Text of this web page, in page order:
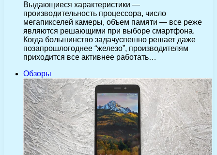
Выдающиеся характеристики —
производительность процессора, число
мегапикселей камеры, объем памяти — все реже
являются решающими при выборе смартфона.
Когда большинство задачуспешно решает даже
позапрошлогоднее “железо”, производителям
приходится все активнее работать…
Обзоры